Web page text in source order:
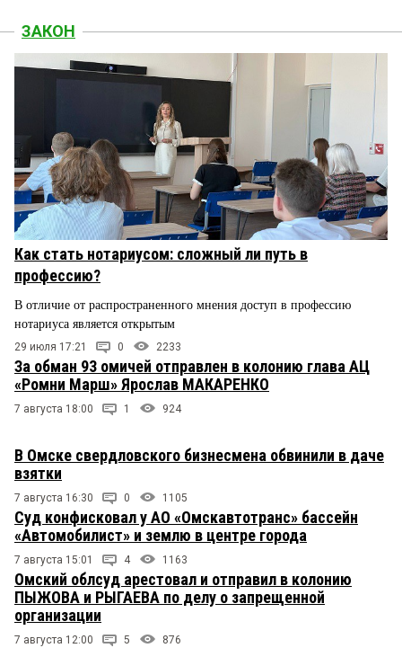
ЗАКОН
Как стать нотариусом: сложный ли путь в
профессию?
В отличие от распространенного мнения доступ в профессию
нотариуса является открытым
29 июля 17:21 0 2233
За обман 93 омичей отправлен в колонию глава АЦ
«Ромни Марш» Ярослав МАКАРЕНКО
7 августа 18:00 1 924
В Омске свердловского бизнесмена обвинили в даче
взятки
7 августа 16:30 0 1105
Суд конфисковал у АО «Омскавтотранс» бассейн
«Автомобилист» и землю в центре города
7 августа 15:01 4 1163
Омский облсуд арестовал и отправил в колонию
ПЫЖОВА и РЫГАЕВА по делу о запрещенной
организации
7 августа 12:00 5 876